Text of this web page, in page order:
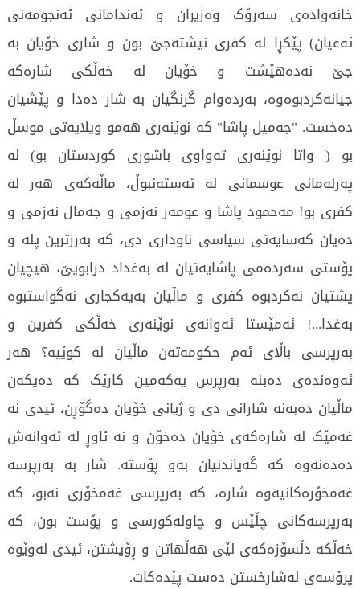
خانەوادەی سەرۆک وەزیران و ئەندامانی ئەنجومەنی
ئەعیان) پێکڕا لە کفری نیشتەجێ بون و شاری خۆیان بە
جێ نەدەهێشت و خۆیان لە خەڵکی شارەکە
جیانەکردبوەوە، بەردەوام گرنگیان بە شار دەدا و پێشیان
دەخست. "جەمیل پاشا" کە نوێنەری هەمو ویلایەتی موسڵ
بو ( واتا نوێنەری تەواوی باشوری کوردستان بو) لە
پەرلەمانی عوسمانی لە ئەستەنبوڵ، ماڵەکەی هەر لە
کفری بو! مەحمود پاشا و عومەر نەزمی و جەمال نەزمی و
دەیان کەسایەتی سیاسی ناوداری دی، کە بەرزترین پلە و
پۆستی سەردەمی پاشایەتیان لە بەغداد درابویێ، هیچیان
پشتیان نەکردبوه کفری و ماڵیان بەیەکجاری نەگواستبوە
بەغدا...! ئەمێستا ئەوانەی نوێنەری خەڵکی کفرین و
بەرپرسی باڵای ئەم حکومەتەن ماڵیان لە کوێیە؟ هەر
ئەوەندەی دەبنە بەرپرس یەکەمین کارێک کە دەیکەن
ماڵیان دەبەنە شارانی دی و ژیانی خۆیان دەگۆڕن، ئیدی نە
غەمێک لە شارەکەی خۆیان دەخۆن و نە ئاوڕ لە ئەوانەش
دەدەنەوە کە گەیاندنیان بەو پۆستە. شار بە بەرپرسە
غەمخۆرەکانیەوە شارە، کە بەرپرسی غەمخۆری نەبو، کە
بەرپرسەکانی چڵێس و چاولەکورسی و پۆست بون، کە
خەڵکە دڵسۆزەکەی لێی هەڵهاتن و ڕۆیشتن، ئیدی لەوێوە
پرۆسەی لەشارخستن دەست پێدەکات.